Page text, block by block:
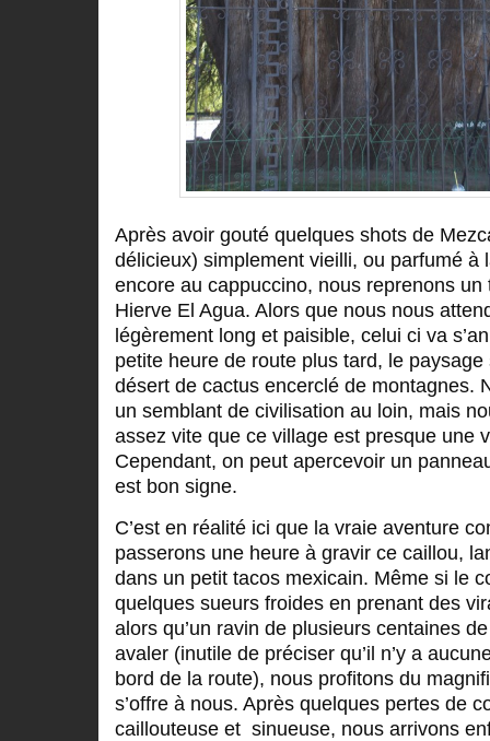
Après avoir gouté quelques shots de
délicieux) simplement vieilli, ou parfumé à
encore au cappuccino, nous reprenons
Hierve El Agua. Alors que nous nous
légèrement long et paisible, celui ci va
petite heure de route plus tard, le
désert de cactus encerclé de montagnes.
un semblant de civilisation au loin, mais
assez vite que ce village est presque une
Cependant, on peut apercevoir un
est bon signe.
C’est en réalité ici que la vraie aventure
passerons une heure à gravir ce caillou,
dans un petit tacos mexicain. Même si le
quelques sueurs froides en prenant des
alors qu’un ravin de plusieurs centaines
avaler (inutile de préciser qu’il n’y a
bord de la route), nous profitons du
s’offre à nous. Après quelques pertes de
caillouteuse et sinueuse, nous arrivons